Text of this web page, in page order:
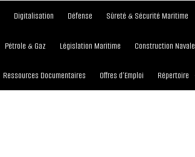
Digitalisation Défense Sûreté & Sécurité Maritime
Pétrole & Gaz Législation Maritime Construction Navale
Ressources Documentaires Offres d’Emploi Répertoire